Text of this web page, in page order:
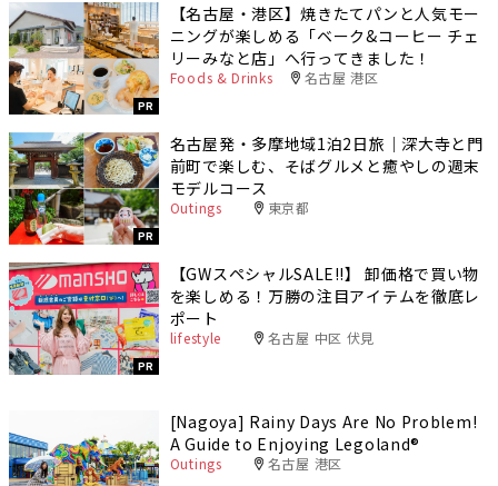
PR
【名古屋・港区】焼きたてパンと人気モー
ニングが楽しめる「ベーク&コーヒー チェ
リーみなと店」へ行ってきました！
Foods & Drinks 名古屋 港区
PR
名古屋発・多摩地域1泊2日旅｜深大寺と門
前町で楽しむ、そばグルメと癒やしの週末
モデルコース
Outings 東京都
PR
【GWスペシャルSALE‼︎】 卸価格で買い物
を楽しめる！万勝の注目アイテムを徹底レ
ポート
lifestyle 名古屋 中区 伏見
[Nagoya] Rainy Days Are No Problem!
A Guide to Enjoying Legoland®️
Outings 名古屋 港区